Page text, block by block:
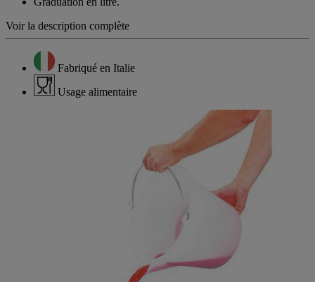
Voir la description complète
Fabriqué en Italie
Usage alimentaire